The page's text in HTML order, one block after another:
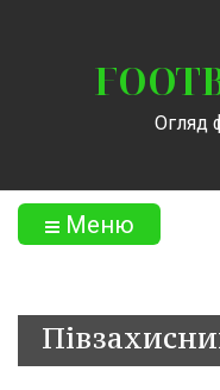
Огляд
Меню